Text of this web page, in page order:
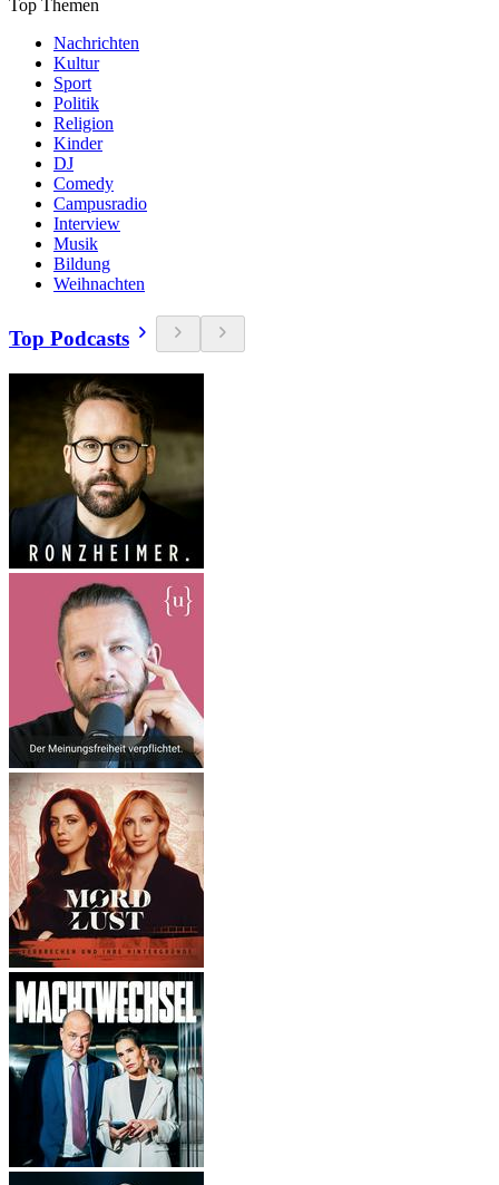
Top Themen
Nachrichten
Kultur
Sport
Politik
Religion
Kinder
DJ
Comedy
Campusradio
Interview
Musik
Bildung
Weihnachten
Top Podcasts